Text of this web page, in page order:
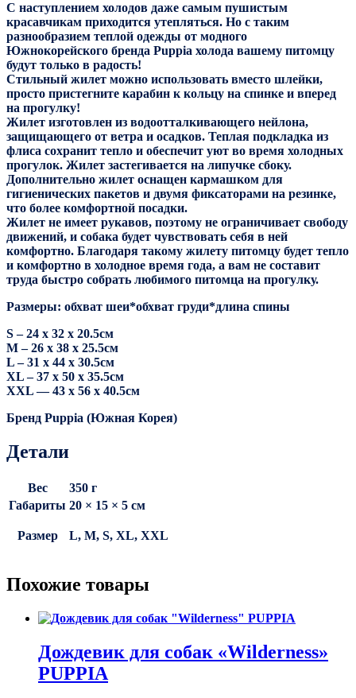
С наступлением холодов даже самым пушистым
красавчикам приходится утепляться. Но с таким
разнообразием теплой одежды от модного
Южнокорейского бренда Puppia холода вашему питомцу
будут только в радость!
Стильный жилет можно использовать вместо шлейки,
просто пристегните карабин к кольцу на спинке и вперед
на прогулку!
Жилет изготовлен из водоотталкивающего нейлона,
защищающего от ветра и осадков. Теплая подкладка из
флиса сохранит тепло и обеспечит уют во время холодных
прогулок. Жилет застегивается на липучке сбоку.
Дополнительно жилет оснащен кармашком для
гигиенических пакетов и двумя фиксаторами на резинке,
что более комфортной посадки.
Жилет не имеет рукавов, поэтому не ограничивает свободу
движений, и собака будет чувствовать себя в ней
комфортно. Благодаря такому жилету питомцу будет тепло
и комфортно в холодное время года, а вам не составит
труда быстро собрать любимого питомца на прогулку.
Размеры: обхват шеи*обхват груди*длина спины
S – 24 х 32 х 20.5см
M – 26 х 38 х 25.5см
L – 31 х 44 х 30.5см
XL – 37 х 50 х 35.5см
XXL — 43 х 56 х 40.5см
Бренд Puppia (Южная Корея)
Детали
Вес
350 г
Габариты 20 × 15 × 5 см
Размер L, M, S, XL, XXL
Похожие товары
Дождевик для собак «Wilderness»
PUPPIA